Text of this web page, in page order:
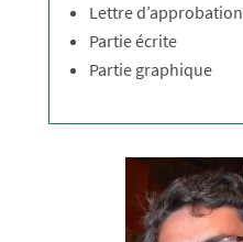
Lettre d’approbation
Partie écrite
Partie graphique